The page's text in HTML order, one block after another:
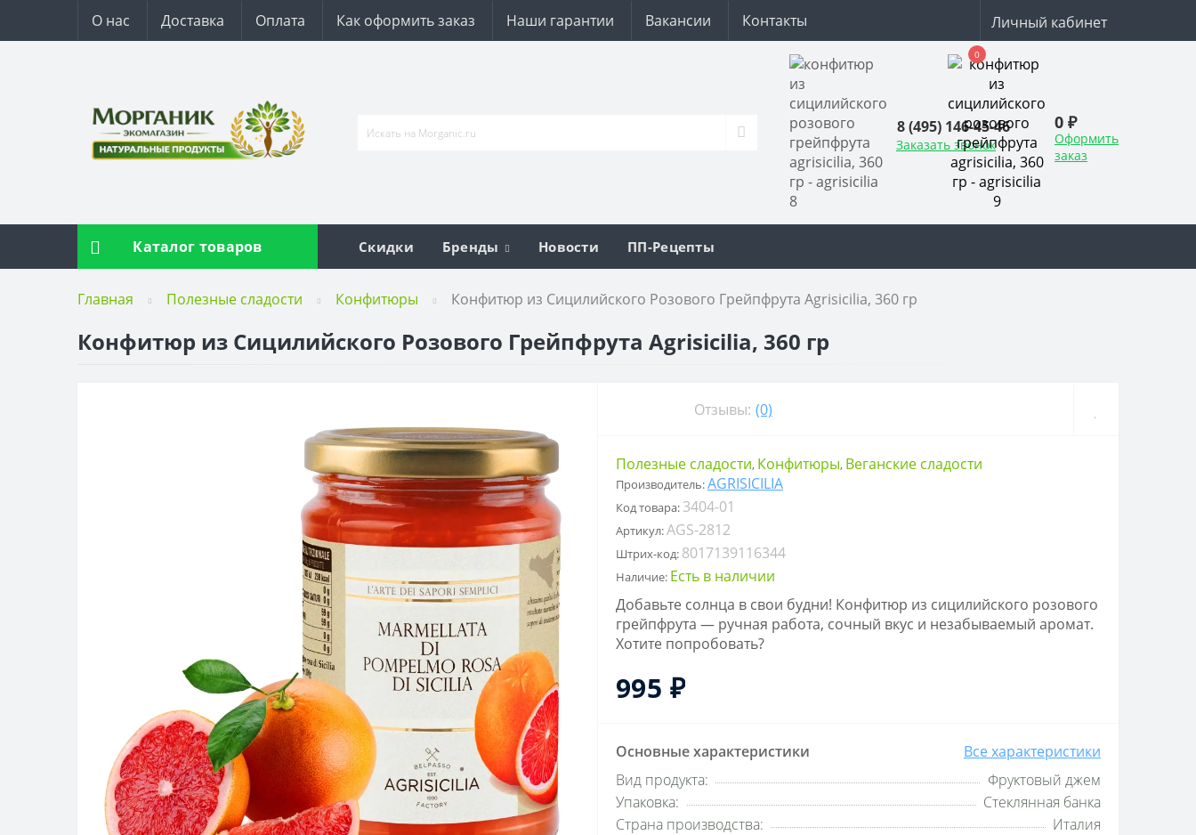
О нас Доставка Оплата Как оформить заказ Наши гарантии Вакансии Контакты Личный кабинет
8 (495) 146-45-46
Заказать звонок
0
0 ₽
Оформить
заказ
Каталог товаров Скидки Бренды Новости ПП-Рецепты
Главная Полезные сладости Конфитюры Конфитюр из Сицилийского Розового Грейпфрута Agrisicilia, 360 гр
Конфитюр из Сицилийского Розового Грейпфрута Agrisicilia, 360 гр
Отзывы: (0)
Полезные сладости, Конфитюры, Веганские сладости
Производитель:AGRISICILIA
Код товара: 3404-01
Артикул:AGS-2812
Штрих-код: 8017139116344
Наличие: Есть в наличии
Добавьте солнца в свои будни! Конфитюр из сицилийского розового
грейпфрута — ручная работа, сочный вкус и незабываемый аромат.
Хотите попробовать?
995 ₽
Основные характеристики
Все характеристики
Вид продукта:
Фруктовый джем
Упаковка:
Стеклянная банка
Страна производства:
Италия